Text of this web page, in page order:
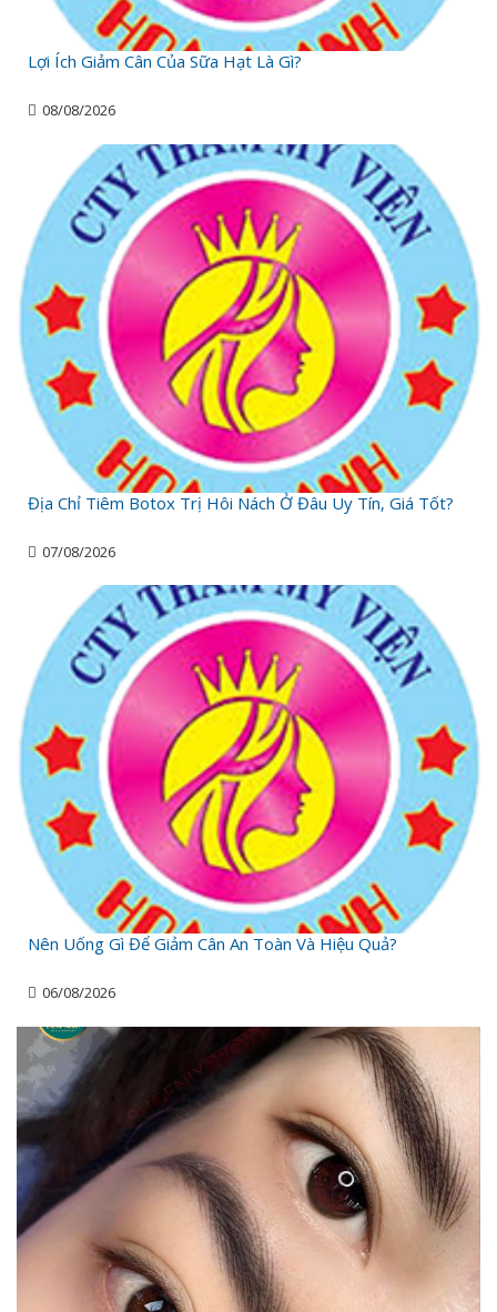
Lợi Ích Giảm Cân Của Sữa Hạt Là Gì?
08/08/2026
Địa Chỉ Tiêm Botox Trị Hôi Nách Ở Đâu Uy Tín, Giá Tốt?
07/08/2026
Nên Uống Gì Để Giảm Cân An Toàn Và Hiệu Quả?
06/08/2026